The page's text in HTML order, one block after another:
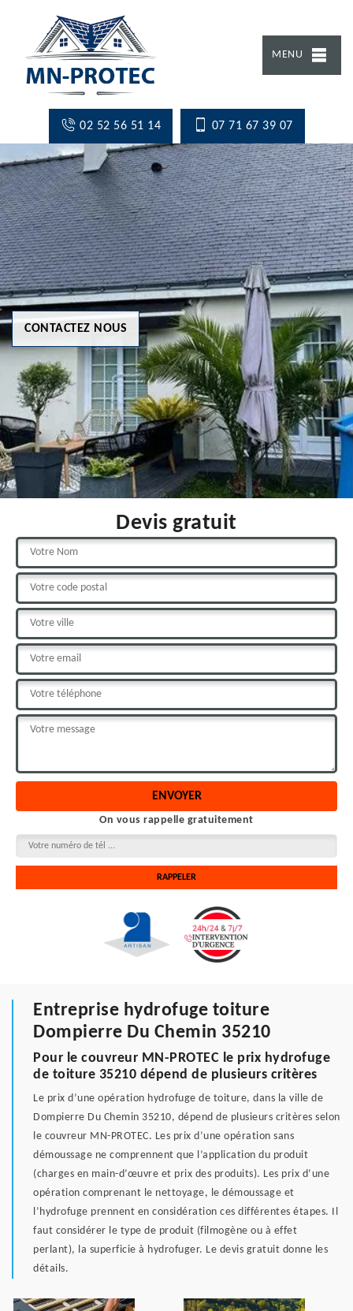
MENU
02 52 56 51 14 07 71 67 39 07
CONTACTEZ NOUS
Devis gratuit
On vous rappelle gratuitement
Entreprise hydrofuge toiture
Dompierre Du Chemin 35210
Pour le couvreur MN-PROTEC le prix hydrofuge
de toiture 35210 dépend de plusieurs critères
Le prix d’une opération hydrofuge de toiture, dans la ville de
Dompierre Du Chemin 35210, dépend de plusieurs critères selon
le couvreur MN-PROTEC. Les prix d’une opération sans
démoussage ne comprennent que l’application du produit
(charges en main-d’œuvre et prix des produits). Les prix d’une
opération comprenant le nettoyage, le démoussage et
l’hydrofuge prennent en considération ces différentes étapes. Il
faut considérer le type de produit (filmogène ou à effet
perlant), la superficie à hydrofuger. Le devis gratuit donne les
détails.